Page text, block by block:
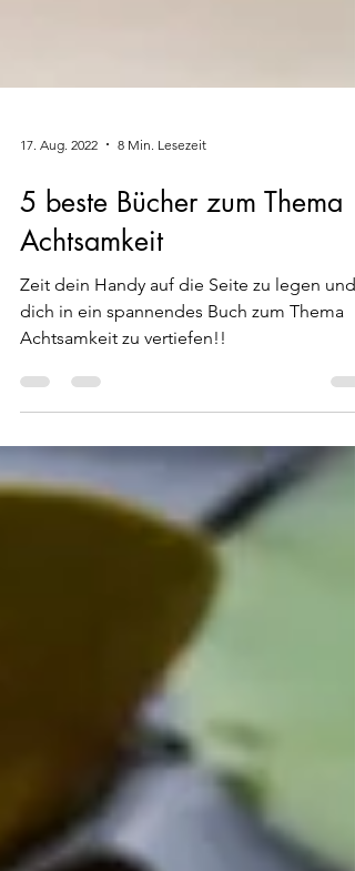
5 beste Bücher zum Thema
Achtsamkeit
Zeit dein Handy auf die Seite zu legen und
dich in ein spannendes Buch zum Thema
Achtsamkeit zu vertiefen!!